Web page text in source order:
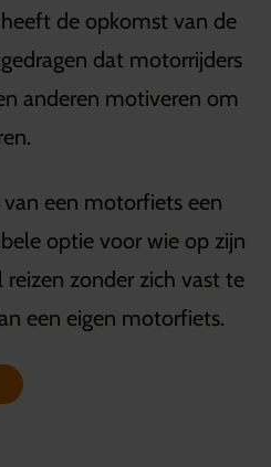
de opkomst van de
dat motorrijders
anderen motiveren om
een motorfiets een
optie voor wie op zijn
zonder zich vast te
een eigen motorfiets.